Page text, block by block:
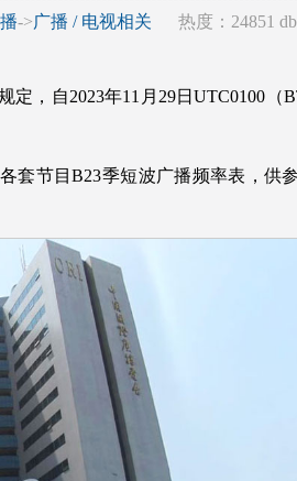
->广播 / 电视相关 热度：24851
，自2023年11月29日UTC0100（
套节目B23季短波广播频率表，供